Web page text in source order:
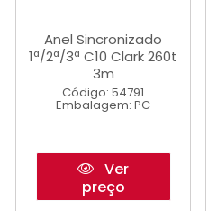
Anel Sincronizado
1ª/2ª/3ª C10 Clark 260t
3m
Código: 54791
Embalagem: PC
Ver
preço